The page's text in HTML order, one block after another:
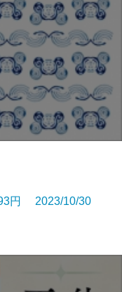
円 2023/10/30